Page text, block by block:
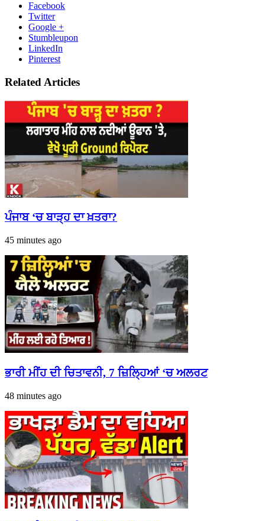
Facebook
Twitter
Google +
Stumbleupon
LinkedIn
Pinterest
Related Articles
ਪੰਜਾਬ ‘ਚ ਬਾੜ੍ਹ ਦਾ ਖ਼ਤਰਾ?
45 minutes ago
ਭਾਰੀ ਮੀਂਹ ਦੀ ਚਿਤਾਵਨੀ, 7 ਜ਼ਿਲ੍ਹਿਆਂ ‘ਚ ਅਲਰਟ
48 minutes ago